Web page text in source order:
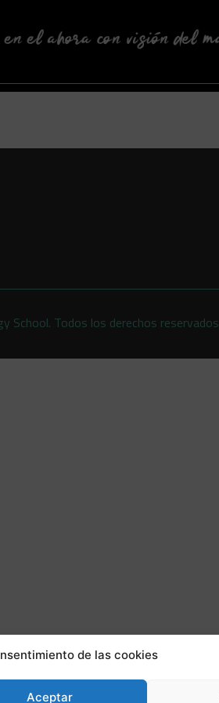
de las cookies
Aceptar
School. Todos los derechos reservados